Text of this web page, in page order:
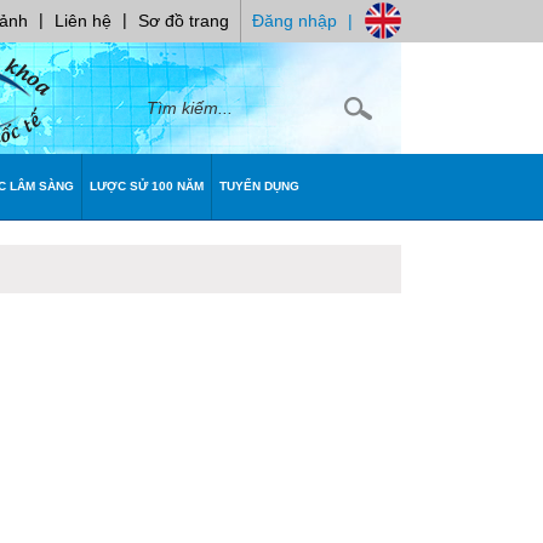
| Liên hệ | Sơ đồ trang Đăng nhập |
LÂM SÀNG LƯỢC SỬ 100 NĂM TUYỂN DỤNG